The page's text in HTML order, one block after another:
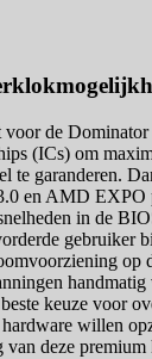
voor de
(ICs) om
te garanderen.
en AMD EXPO
in de
gebruiker
op
handmatig
keuze voor
willen
deze premium